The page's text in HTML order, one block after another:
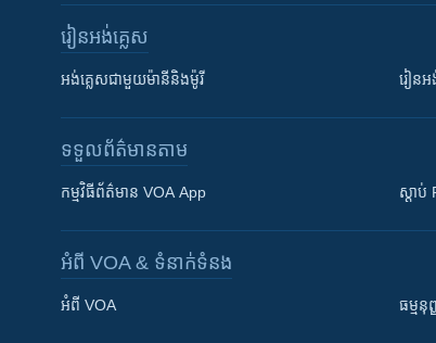
រៀន​​អង់គ្លេស
អង់គ្លេស​ជាមួយ​ម៉ានី​និង​ម៉ូរី រៀន​​​​​​អ
ទទួល​ព័ត៌មាន​តាម
កម្មវិធី​ព័ត៌មាន VOA App ស្តាប់
អំពី​ VOA & ទំនាក់ទំនង
អំពី​ VOA ធម្មនុ